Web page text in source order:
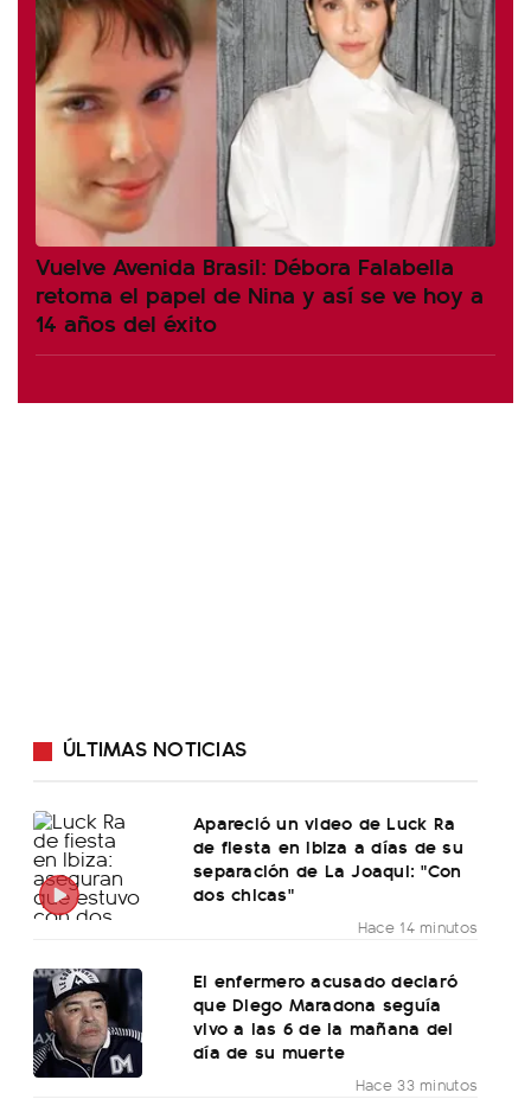
Vuelve Avenida Brasil: Débora Falabella
retoma el papel de Nina y así se ve hoy a
14 años del éxito
ÚLTIMAS NOTICIAS
Apareció un video de Luck Ra
de fiesta en Ibiza a días de su
separación de La Joaqui: "Con
dos chicas"
Hace 14 minutos
El enfermero acusado declaró
que Diego Maradona seguía
vivo a las 6 de la mañana del
día de su muerte
Hace 33 minutos